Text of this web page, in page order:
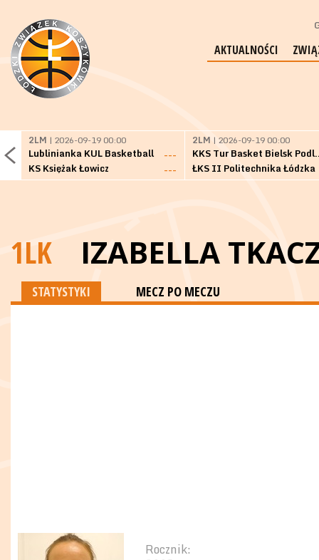
AKTUALNOŚCI
2LM | 2026-09-19 00:00
Lublinianka KUL Basketball
---
KS Księżak Łowicz
---
2LM | 2026-09-19 00:00
KKS Tur
ŁKS II Politechnika Łódzka
1LK IZABELLA
STATYSTYKI MECZ PO MECZU
Rocznik: